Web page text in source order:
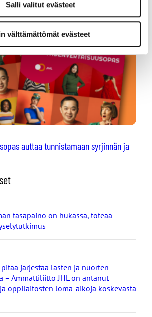
Salli valitut evästeet
välttämättömät evästeet
auttaa tunnistamaan syrjinnän ja
tasapaino on hukassa, toteaa
järjestää lasten ja nuorten
– Ammattiliitto JHL on antanut
oppilaitosten loma-aikoja koskevasta